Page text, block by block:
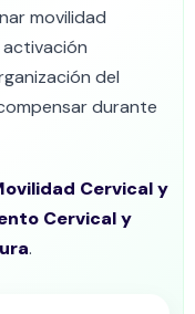
movilidad
del
durante
Cervical y
Cervical y
.